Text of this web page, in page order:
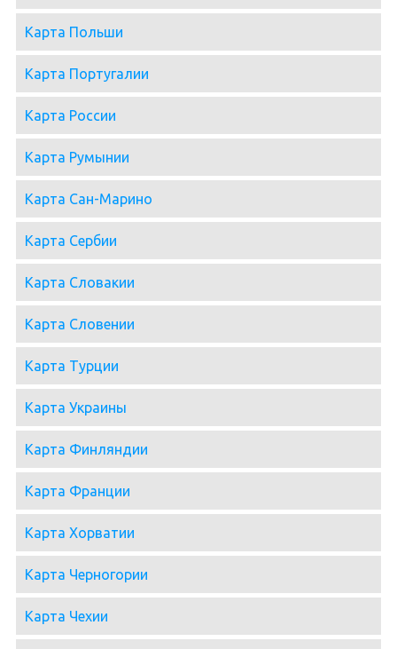
Карта Польши
Карта Португалии
Карта России
Карта Румынии
Карта Сан-Марино
Карта Сербии
Карта Словакии
Карта Словении
Карта Турции
Карта Украины
Карта Финляндии
Карта Франции
Карта Хорватии
Карта Черногории
Карта Чехии